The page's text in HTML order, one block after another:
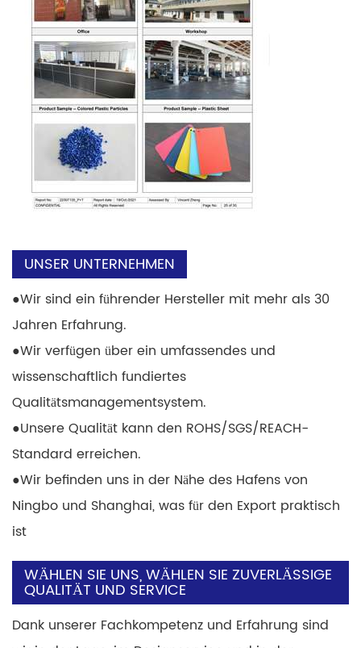
UNSER UNTERNEHMEN
●Wir sind ein führender Hersteller mit mehr als 30
Jahren Erfahrung.
●Wir verfügen über ein umfassendes und
wissenschaftlich fundiertes
Qualitätsmanagementsystem.
●Unsere Qualität kann den ROHS/SGS/REACH-
Standard erreichen.
●Wir befinden uns in der Nähe des Hafens von
Ningbo und Shanghai, was für den Export praktisch
ist
WÄHLEN SIE UNS, WÄHLEN SIE ZUVERLÄSSIGE
QUALITÄT UND SERVICE
Dank unserer Fachkompetenz und Erfahrung sind